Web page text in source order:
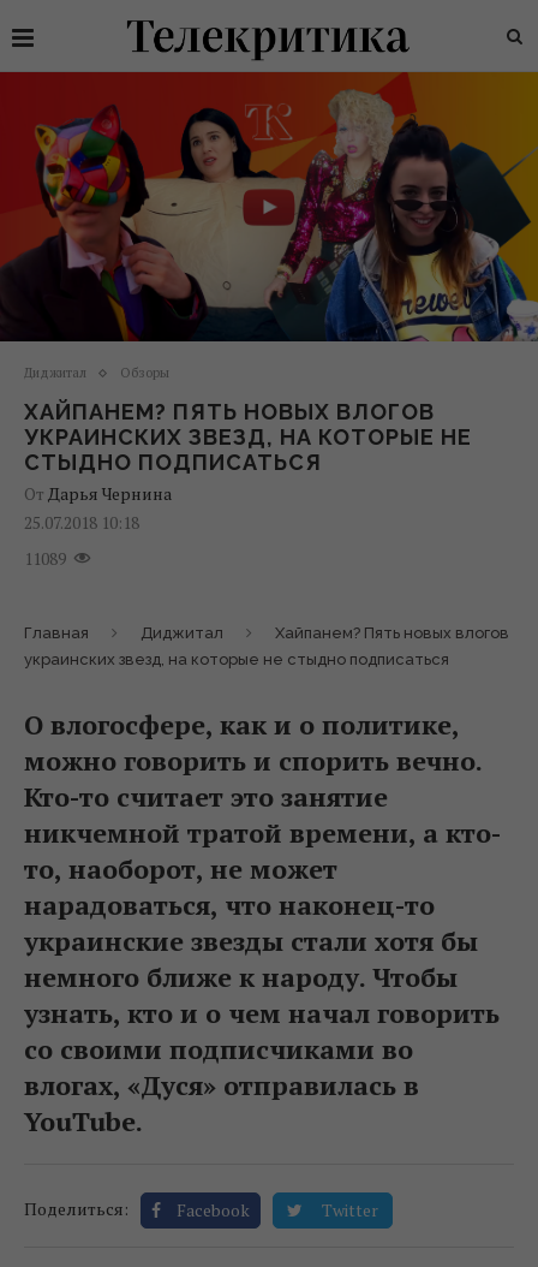
Диджитал Обзоры
ХАЙПАНЕМ? ПЯТЬ НОВЫХ ВЛОГОВ
УКРАИНСКИХ ЗВЕЗД, НА КОТОРЫЕ НЕ
СТЫДНО ПОДПИСАТЬСЯ
От Дарья Чернина
25.07.2018 10:18
11089
Главная Диджитал
Хайпанем? Пять новых влогов
украинских звезд, на которые не стыдно подписаться
О влогосфере, как и о политике,
можно говорить и спорить вечно.
Кто-то считает это занятие
никчемной тратой времени, а кто-
то, наоборот, не может
нарадоваться, что наконец-то
украинские звезды стали хотя бы
немного ближе к народу. Чтобы
узнать, кто и о чем начал говорить
со своими подписчиками во
влогах, «Дуся» отправилась в
YouTube.
Поделиться: Facebook Twitter